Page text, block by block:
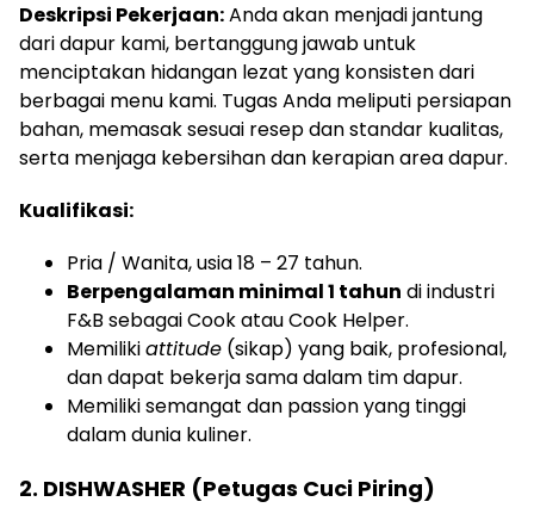
Deskripsi Pekerjaan:Anda akan menjadi jantung
dari dapur kami, bertanggung jawab untuk
menciptakan hidangan lezat yang konsisten dari
berbagai menu kami. Tugas Anda meliputi persiapan
bahan, memasak sesuai resep dan standar kualitas,
serta menjaga kebersihan dan kerapian area dapur.
Kualifikasi:
Pria / Wanita, usia 18 – 27 tahun.
Berpengalaman minimal 1 tahun di industri
F&B sebagai Cook atau Cook Helper.
Memilikiattitude (sikap) yang baik, profesional,
dan dapat bekerja sama dalam tim dapur.
Memiliki semangat dan passion yang tinggi
dalam dunia kuliner.
2. DISHWASHER (Petugas Cuci Piring)